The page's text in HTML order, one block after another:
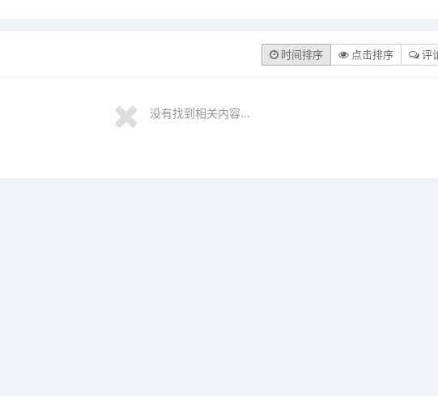
时间排序 点击排序 评
没有找到相关内容...